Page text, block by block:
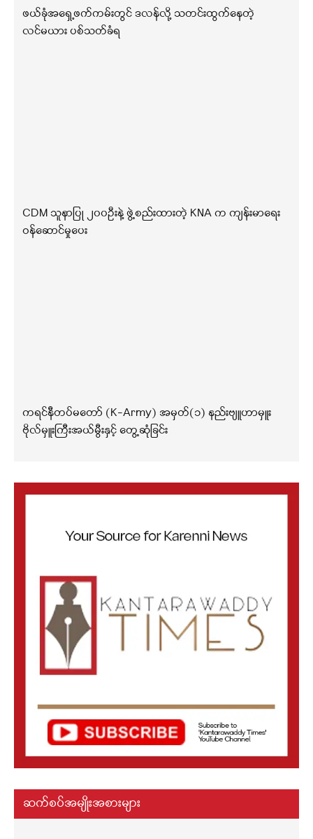
ဖယ်ခုံအရှေ့ဖက်ကမ်းတွင် ဒလန်လို့ သတင်းထွက်နေတဲ့
လင်မယား ပစ်သတ်ခံရ
CDM သူနာပြု ၂၀၀ဦးနဲ့ ဖွဲ့စည်းထားတဲ့ KNA က ကျန်းမာရေး
ဝန်ဆောင်မှုပေး
ကရင်နီတပ်မတော် (K-Army) အမှတ်(၁) နည်းဗျူဟာမှူး
ဗိုလ်မှူးကြီးအယ်မွီးနှင့် တွေ့ဆုံခြင်း
ဆက်စပ်အမျိုးအစားများ